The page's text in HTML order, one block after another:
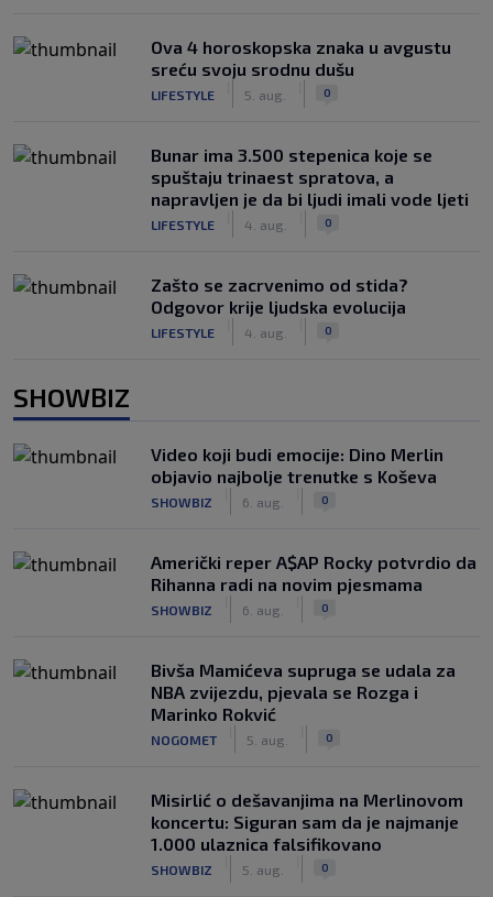
Ova 4 horoskopska znaka u avgustu
sreću svoju srodnu dušu
LIFESTYLE 5. aug. 0
Bunar imа 3.500 stepenica koje se
spuštaju trinaest spratova, a
napravljen je da bi ljudi imali vode ljeti
LIFESTYLE 4. aug. 0
Zašto se zacrvenimo od stida?
Odgovor krije ljudska evolucija
LIFESTYLE 4. aug. 0
SHOWBIZ
Video koji budi emocije: Dino Merlin
objavio najbolje trenutke s Koševa
SHOWBIZ 6. aug. 0
Američki reper A$AP Rocky potvrdio da
Rihanna radi na novim pjesmama
SHOWBIZ 6. aug. 0
Bivša Mamićeva supruga se udala za
NBA zvijezdu, pjevala se Rozga i
Marinko Rokvić
NOGOMET 5. aug. 0
Misirlić o dešavanjima na Merlinovom
koncertu: Siguran sam da je najmanje
1.000 ulaznica falsifikovano
SHOWBIZ 5. aug. 0